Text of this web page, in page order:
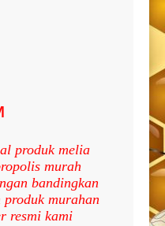
produk melia
murah
bandingkan
murahan
resmi kami